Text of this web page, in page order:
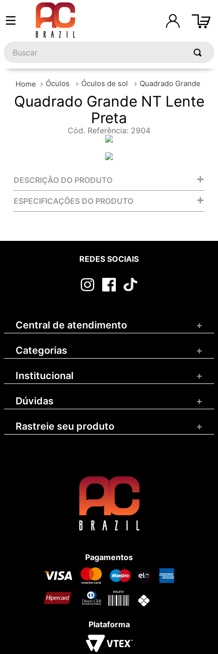
Buscar
Óculos Óculos de sol Quadrado Grande
Quadrado Grande NT Lente
Preta
Cód. Referência: 2904
DESCRIÇÃO DO PRODUTO +
ESPECIFICAÇÕES DO PRODUTO +
REDES SOCIAIS
Central de atendimento +
Categorias +
Institucional +
Dúvidas +
Rastreie seu produto +
Pagamentos
Plataforma